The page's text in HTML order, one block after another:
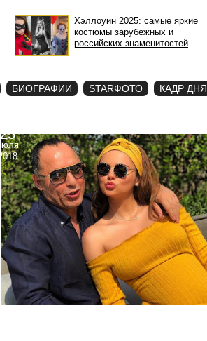
Хэллоуин 2025: самые яркие
костюмы зарубежных и
российских знаменитостей
БИОГРАФИИ STARФОТО КАДР ДНЯ
25
июля
2018